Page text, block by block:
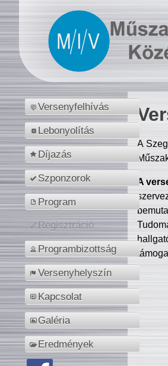
Versenyfelhívás
Lebonyolítás
Díjazás
Szponzorok
Program
Regisztráció
Programbizottság
Versenyhelyszín
Kapcsolat
Galéria
Eredmények
A
A